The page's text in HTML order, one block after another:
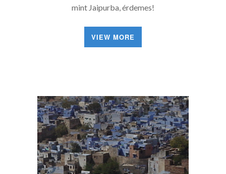
mint Jaipurba, érdemes!
VIEW MORE